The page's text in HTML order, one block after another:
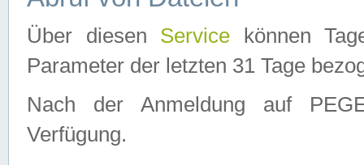
Über diesen Service können
Parameter der letzten 31 Tage
Nach der Anmeldung auf
Verfügung.